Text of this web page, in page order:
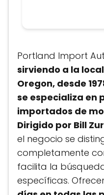
Portland Import
sirviendo a la
Oregon, desde
se especializa en
importados de
Dirigido por Bill
el negocio se
completamente
facilita la
específicas.